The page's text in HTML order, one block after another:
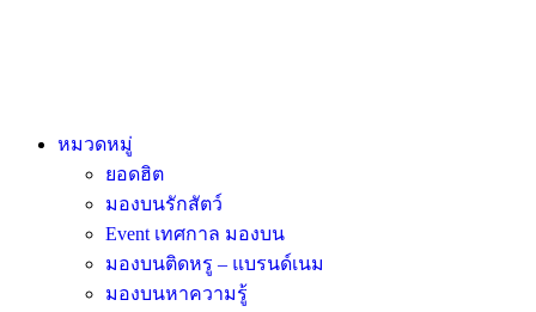
หมวดหมู่
ยอดฮิต
มองบนรักสัตว์
Event เทศกาล มองบน
มองบนติดหรู – แบรนด์เนม
มองบนหาความรู้